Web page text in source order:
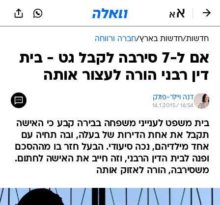
חדשות/חדשות בארץ/חברה ורווחה
אם ל-7 סירבה לקבל גט - בית
דין רבני הורה לעצור אותה
דנה ויילר-פולק
14.1.2015 / 16:54
בית משפט לענייני משפחה בבירה קבע כי האישה
תקבל את אחת הדירות של בעלה, ובה תחיה עם
אחד מילדיהם, נכה סיעודי. הבעל חזר בו מההסכם
ופנה לבית הדין הרבני, וזה חייב את האישה לחתום.
משסירבה, הורה לאזוק אותה